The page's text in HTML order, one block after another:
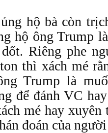
hộ bà còn
hộ ông Trump
Riêng phe
thì xách mé
Trump là
để đánh VC
mé hay xuyên
đoán của